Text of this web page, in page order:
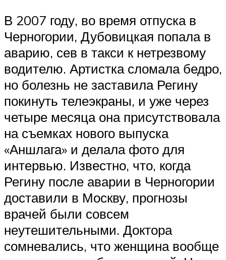
В 2007 году, во время отпуска в
Черногории, Дубовицкая попала в
аварию, сев в такси к нетрезвому
водителю. Артистка сломала бедро,
но болезнь не заставила Регину
покинуть телеэкраны, и уже через
четыре месяца она присутствовала
на съемках нового выпуска
«Аншлага» и делала фото для
интервью. Известно, что, когда
Регину после аварии в Черногории
доставили в Москву, прогнозы
врачей были совсем
неутешительными. Доктора
сомневались, что женщина вообще